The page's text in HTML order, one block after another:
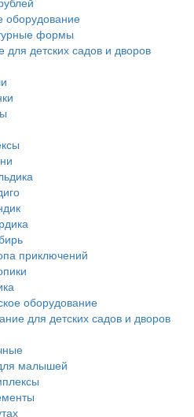
оборудование
формы
для детских садов и дворов
приключений
оборудование
для детских садов и дворов
малышей